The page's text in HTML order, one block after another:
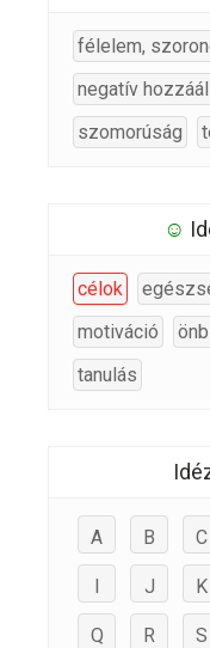
félelem,
negatív
szomorúság
☺
célok
motiváció
tanulás
A B C
I J K
Q R S